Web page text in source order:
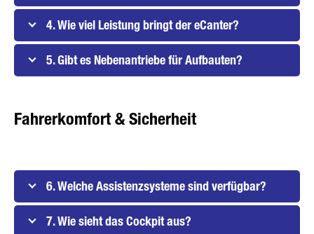
4. Wie viel Leistung bringt der eCanter?
5. Gibt es Nebenantriebe für Aufbauten?
Fahrerkomfort & Sicherheit
6. Welche Assistenzsysteme sind verfügbar?
7. Wie sieht das Cockpit aus?